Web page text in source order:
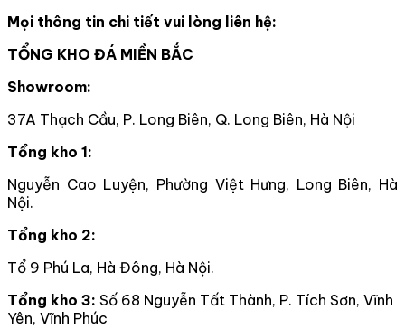
Mọi thông tin chi tiết vui lòng liên hệ:
TỔNG KHO ĐÁ MIỀN BẮC
Showroom:
37A Thạch Cầu, P. Long Biên, Q. Long Biên, Hà Nội
Tổng kho 1:
Nguyễn Cao Luyện, Phường Việt Hưng, Long Biên, Hà
Nội.
Tổng kho 2:
Tổ 9 Phú La, Hà Đông, Hà Nội.
Tổng kho 3: Số 68 Nguyễn Tất Thành, P. Tích Sơn, Vĩnh
Yên, Vĩnh Phúc